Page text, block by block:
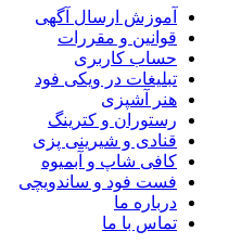
آموزش ارسال آگهی
قوانین و مقررات
حساب کاربری
تبلیغات در ویکی فود
هنر آشپزی
رستوران و کترینگ
قنادی و شیرینی پزی
کافی شاپ و آبمیوه
فست فود و ساندویچی
درباره ما
تماس با ما